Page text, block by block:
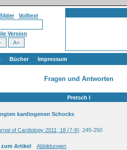
Volltext
Version
Bücher Impressum
Fragen und Antworten
Pretsch I
kardiogenen Schocks
of Cardiology 2011; 18 (7-8): 245-250
zum Artikel Abbildungen